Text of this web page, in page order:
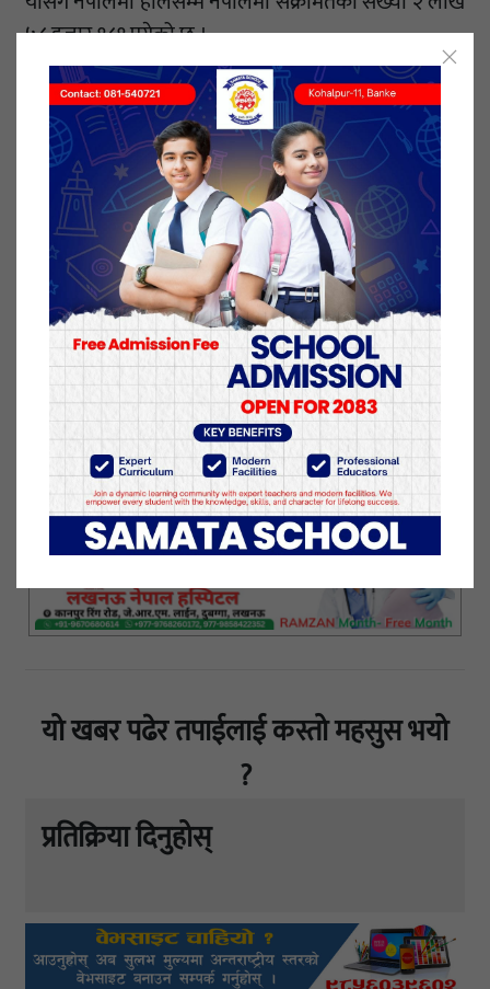
५८ हजार १८१ पुगेको छ ।
२४ घण्टामा ७३१ जना कोरोना संक्रमणबाट निको भएर
डिस्चार्ज भएका छन् । योसँगै निको हुनेको २ लाख ४९ हजार
८६३ संख्या पुगेको
देशभरि सक्रिय संक्रमितको संख्या हालसम्म ६ हजार ७ सय
४९ छ । हालसम्म क्वारेन्टाइनमा रहनेको संख्या ३६९ रहेको
छ ।
कोरोना संक्रमणबाट २४ घण्टामा थप ६ को मृत्यु भएको छ ।
हालसम्म कोरोना संक्रमणबाट मृत्यु हुनेको संख्या १ हजार
८२५ जना पुगेको छ ।
१२ पुष २०७७, आईतवार प्रकाशित
यो खबर पढेर तपाईलाई कस्तो महसुस भयो
?
प्रतिक्रिया दिनुहोस्